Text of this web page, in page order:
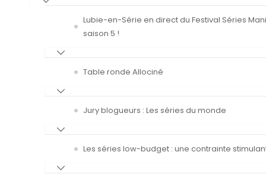
Lubie-en-Série en direct du Festival Séries
saison 5 !
Table ronde Allociné
Jury blogueurs : Les séries du monde
Les séries low-budget : une contrainte